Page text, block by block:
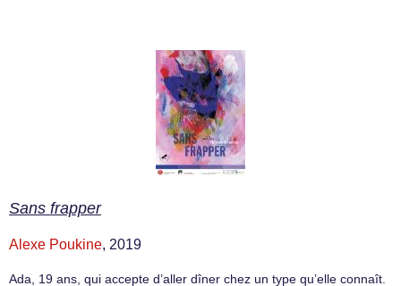
Sans frapper
Alexe Poukine, 2019
Ada, 19 ans, qui accepte d’aller dîner chez un type qu’elle connaît.